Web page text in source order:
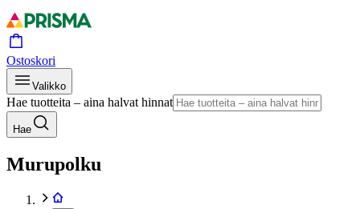
Ostoskori
Valikko
Hae tuotteita – aina halvat hinnat
Hae
Murupolku